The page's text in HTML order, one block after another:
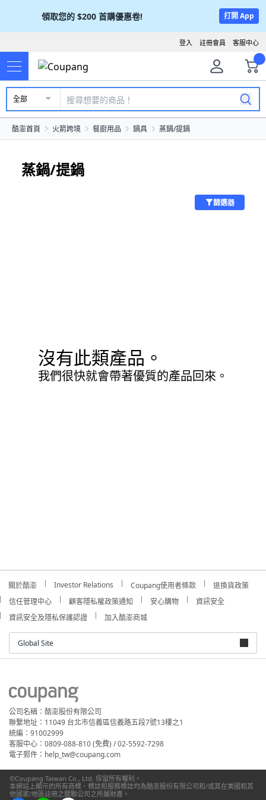
領取您的 $200 首購優惠卷! 打開 App
客服中心
註冊會員
登入
全部
酷澎首頁 火箭跨境 餐廚用品 鍋具 蒸鍋/提鍋
蒸鍋/提鍋
篩選器
沒有此類產品。
我們很快就會帶著優質的產品回來。
關於酷澎 Investor Relations Coupang使用者條款
退換貨政策
信任管理中心
顧客隱私權政策通知 安心購物
資訊安全
資訊安全及隱私保護認證
加入酷澎商城
Global Site
公司名稱：酷澎股份有限公司
聯繫地址：11049 台北市信義區信義路五段7號13樓之1
統編：91002999
客服中心：0809-088-810 (免費) / 02-5592-7298
電子郵件：help_tw@coupang.com
©Coupang Taiwan Co., Ltd. 保留所有權利。
本網站上顯示的所有商標、標誌和服務標誌均為酷澎股份有限公司和/或其在美國和其
他國家/地區註冊之關聯公司之所屬財產。